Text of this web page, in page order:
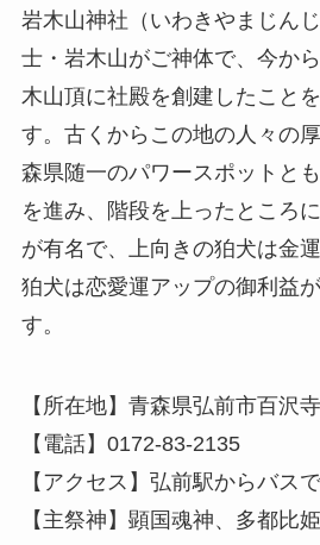
岩木山神社（いわきやまじん
士・岩木山がご神体で、今か
木山頂に社殿を創建したこと
す。古くからこの地の人々の
森県随一のパワースポットと
を進み、階段を上ったところ
が有名で、上向きの狛犬は金
狛犬は恋愛運アップの御利益
す。
【所在地】青森県弘前市百沢
【電話】0172-83-2135
【アクセス】弘前駅からバス
【主祭神】顕国魂神、多都比